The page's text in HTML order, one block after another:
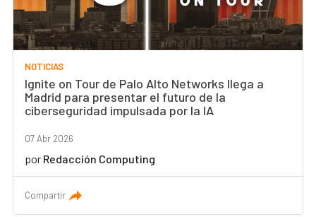
NOTICIAS
Ignite on Tour de Palo Alto Networks llega a
Madrid para presentar el futuro de la
ciberseguridad impulsada por la IA
07 Abr 2026
por Redacción Computing
Compartir